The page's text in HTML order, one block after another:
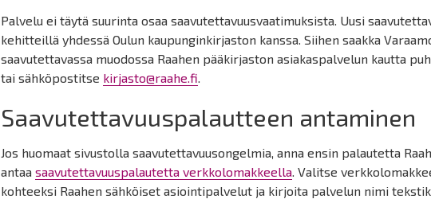
Palvelu ei täytä suurinta osaa saavutettavuusvaatimuksista. Uusi
kehitteillä yhdessä Oulun kaupunginkirjaston kanssa. Siihen saakka
saavutettavassa muodossa Raahen pääkirjaston asiakaspalvelun kautta
tai sähköpostitse kirjasto@raahe.fi.
Saavutettavuuspalautteen antaminen
Jos huomaat sivustolla saavutettavuusongelmia, anna ensin palautetta
antaasaavutettavuuspalautetta verkkolomakkeella. Valitse
kohteeksi Raahen sähköiset asiointipalvelut ja kirjoita palvelun nimi